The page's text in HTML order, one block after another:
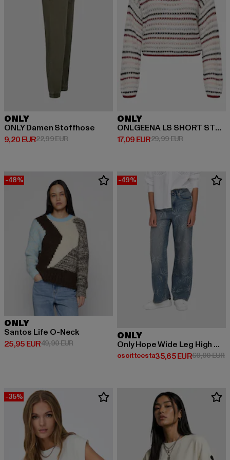
ONLY
ONLY Damen Stoffhose
9,20 EUR
Ajankohtainen hinta: 9,20 EUR
22,99 EURKampanjahinta: 22,99 EUR
ONLY
ONLGEENA LS SHORT STRIPE
17,09 EUR
Ajankohtainen hinta: 17,09 EUR
29,99 EUR
-48%
ONLY
Santos Life O-Neck
25,95 EUR
Ajankohtainen hinta: 25,95 EUR
49,90 EURKampanjahinta: 49,90 EUR
-49%
ONLY
Only Hope Wide Leg High Waist Jeans
osoitteesta35,65 EUR
Ajankohtainen hinta: 69,90 EUR
-35%